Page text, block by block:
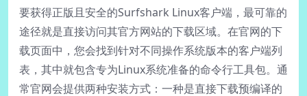
要获得正版且安全的Surfshark Linux客户端，最可靠的
途径就是直接访问其官方网站的下载区域。在官网的下
载页面中，您会找到针对不同操作系统版本的客户端列
表，其中就包含专为Linux系统准备的命令行工具包。通
常官网会提供两种安装方式：一种是直接下载预编译的